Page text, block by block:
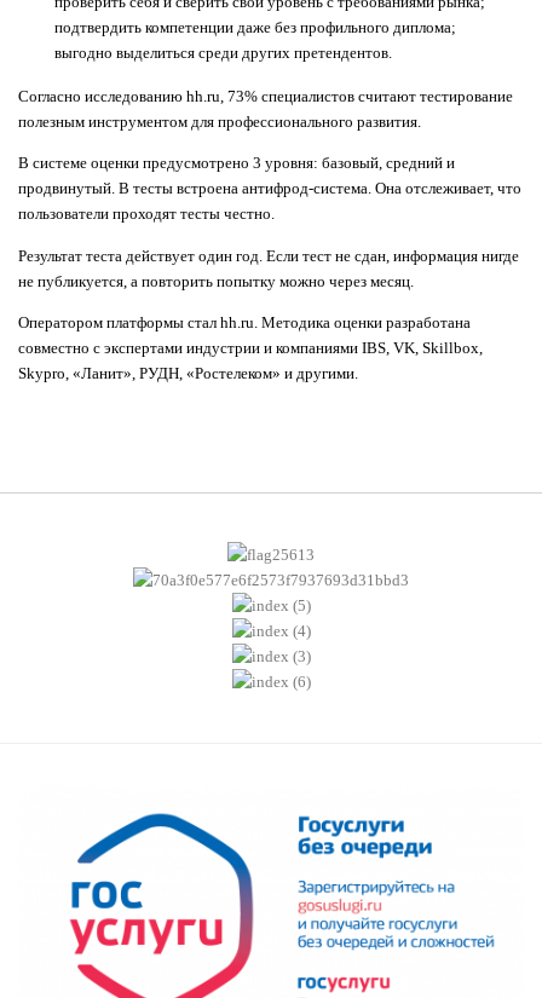
подтвердить компетенции даже без профильного диплома;
выгодно выделиться среди других претендентов.
Согласно исследованию hh.ru, 73% специалистов считают тестирование
полезным инструментом для профессионального развития.
В системе оценки предусмотрено 3 уровня: базовый, средний и
продвинутый. В тесты встроена антифрод-система. Она отслеживает, что
пользователи проходят тесты честно.
Результат теста действует один год. Если тест не сдан, информация нигде
не публикуется, а повторить попытку можно через месяц.
Оператором платформы стал hh.ru. Методика оценки разработана
совместно с экспертами индустрии и компаниями IBS, VK, Skillbox,
Skypro, «Ланит», РУДН, «Ростелеком» и другими.